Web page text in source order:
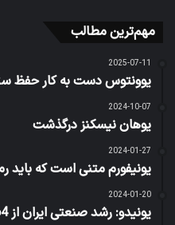
مهم‌ترین مطالب
2025-07-11
یوونتوس دست به کار حفظ
2024-10-07
یوهان نیسکنز درگذشت
2024-01-27
یونیفورم متنی است که باید
2024-01-20
یونیدو: رشد صنعتی ایران از 164 کشور جهان بیشتر شد